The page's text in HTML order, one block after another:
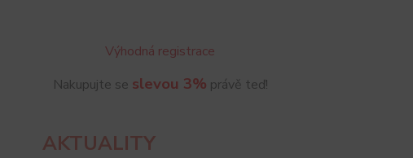
Výhodná registrace
Nakupujte se slevou 3% právě teď!
AKTUALITY